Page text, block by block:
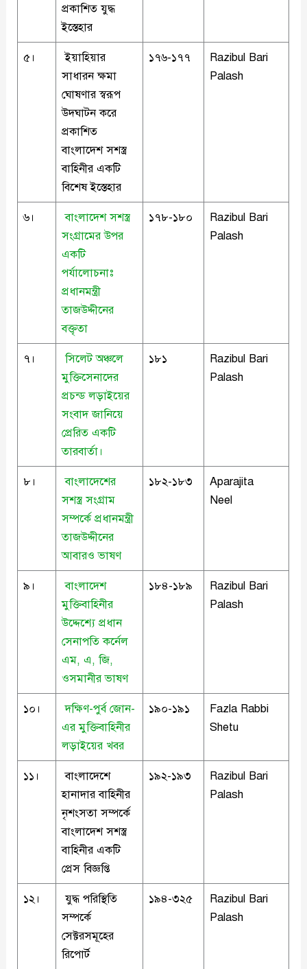
প্রকাশিত যুদ্ধ
ইস্তেহার
৫।
ইয়াহিয়ার
সাধারন ক্ষমা
ঘোষণার স্বরূপ
উদঘাটন করে
প্রকাশিত
বাংলাদেশ সশস্ত্র
বাহিনীর একটি
বিশেষ ইস্তেহার
১৭৬-১৭৭
Razibul Bari
Palash
৬।
বাংলাদেশ সশস্ত্র
সংগ্রামের উপর
একটি
পর্যালোচনাঃ
প্রধানমন্ত্রী
তাজউদ্দীনের
বক্তৃতা
১৭৮-১৮০
Razibul Bari
Palash
৭।
সিলেট অঞ্চলে
মুক্তিসেনাদের
প্রচন্ড লড়াইয়ের
সংবাদ জানিয়ে
প্রেরিত একটি
তারবার্তা।
১৮১
Razibul Bari
Palash
৮।
বাংলাদেশের
সশস্ত্র সংগ্রাম
সম্পর্কে প্রধানমন্ত্রী
তাজউদ্দীনের
আবারও ভাষণ
১৮২-১৮৩
Aparajita
Neel
৯।
বাংলাদেশ
মুক্তিবাহিনীর
উদ্দেশ্যে প্রধান
সেনাপতি কর্নেল
এম, এ, জি,
ওসমানীর ভাষণ
১৮৪-১৮৯
Razibul Bari
Palash
১০।
দক্ষিণ-পুর্ব জোন-
এর মুক্তিবাহিনীর
লড়াইয়ের খবর
১৯০-১৯১
Fazla Rabbi
Shetu
১১।
বাংলাদেশে
হানাদার বাহিনীর
নৃশংসতা সম্পর্কে
বাংলাদেশ সশস্ত্র
বাহিনীর একটি
প্রেস বিজ্ঞপ্তি
১৯২-১৯৩
Razibul Bari
Palash
১২।
যুদ্ধ পরিস্থিতি
সম্পর্কে
সেক্টরসমূহের
রিপোর্ট
১৯৪-৩২৫
Razibul Bari
Palash